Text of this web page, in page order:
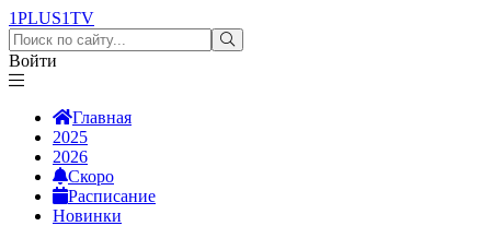
1PLUS1TV
Войти
Главная
2025
2026
Скоро
Расписание
Новинки